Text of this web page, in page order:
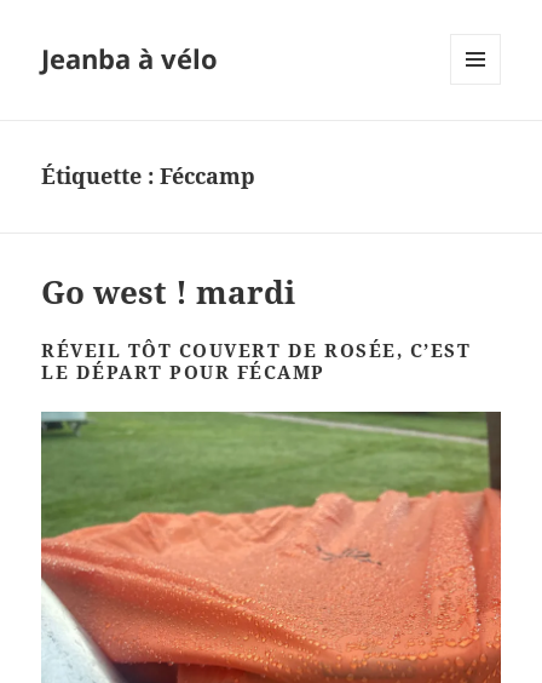
Jeanba à vélo
Étiquette :Féccamp
Go west ! mardi
RÉVEIL TÔT COUVERT DE ROSÉE, C’EST
LE DÉPART POUR FÉCAMP